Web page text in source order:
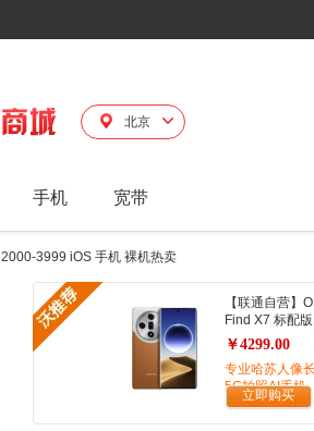
北京
手机 宽带
2000-3999 iOS 手机 裸机热卖
【联通自营】
Find X7 标配版
￥4299.00
专业哈苏人像
5G拍照AI手机
立即购买